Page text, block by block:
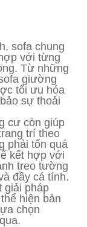
sofa chung
với từng
Từ những
giường
tối ưu hóa
sự thoải
cư còn giúp
trí theo
phải tốn quá
kết hợp với
treo tường
đầy cá tính.
giải pháp
hiện bản
chọn